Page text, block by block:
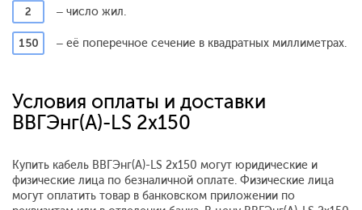
2
– число жил.
150 – её поперечное сечение в квадратных миллиметрах.
Условия оплаты и доставки
ВВГЭнг(A)-LS 2x150
Купить кабель ВВГЭнг(A)-LS 2x150 могут юридические и
физические лица по безналичной оплате. Физические лица
могут оплатить товар в банковском приложении по